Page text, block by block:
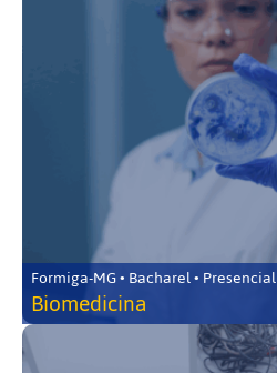
Formiga-MG • Bacharel • Presencial
Biomedicina